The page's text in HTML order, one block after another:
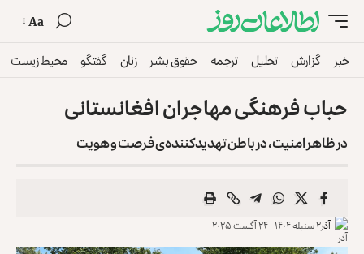
Aa
خبر گزارش تحلیل ترجمه حقوق بشر زنان گفتگو محیط زیست
حباب فرهنگی مهاجران افغانستانی
در ظاهر امنیت، در باطن تهدیدکننده‌ی فرصت‌ و هویت
آذر۲ سنبله ۱۴۰۴ - ۲۴ آگست ۲۰۲۵